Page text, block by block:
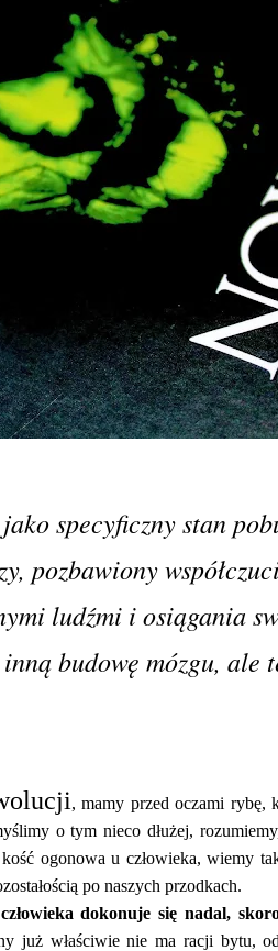
specyficzny stan
pozbawiony
ludźmi i osiągania
budowę mózgu, ale
, mamy przed oczami rybę,
o tym nieco dłużej,
ogonowa u człowieka, wiemy
po naszych przodkach.
dokonuje się nadal,
już właściwie nie ma racji bytu,